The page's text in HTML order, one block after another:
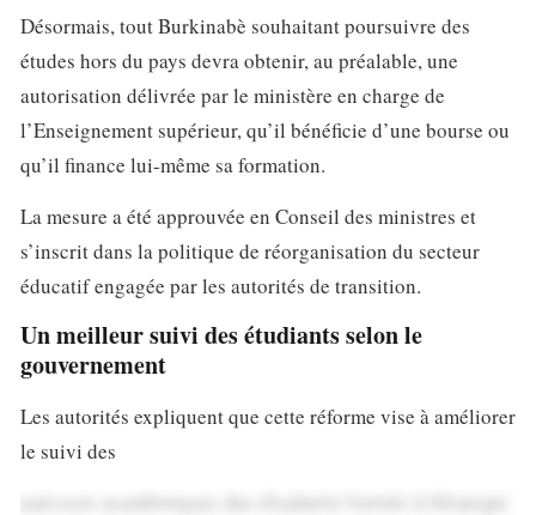
Désormais, tout Burkinabè souhaitant poursuivre des
études hors du pays devra obtenir, au préalable, une
autorisation délivrée par le ministère en charge de
l’Enseignement supérieur, qu’il bénéficie d’une bourse ou
qu’il finance lui-même sa formation.
La mesure a été approuvée en Conseil des ministres et
s’inscrit dans la politique de réorganisation du secteur
éducatif engagée par les autorités de transition.
Un meilleur suivi des étudiants selon le
gouvernement
Les autorités expliquent que cette réforme vise à améliorer
le suivi des